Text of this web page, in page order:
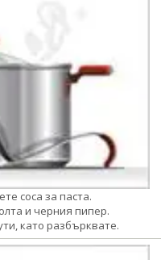
соса за паста.
и черния пипер.
като разбърквате.